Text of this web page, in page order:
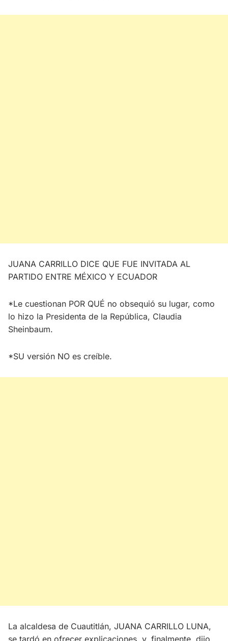
JUANA CARRILLO DICE QUE FUE INVITADA AL
PARTIDO ENTRE MÉXICO Y ECUADOR
*Le cuestionan POR QUÉ no obsequió su lugar, como
lo hizo la Presidenta de la República, Claudia
Sheinbaum.
*SU versión NO es creíble.
La alcaldesa de Cuautitlán, JUANA CARRILLO LUNA,